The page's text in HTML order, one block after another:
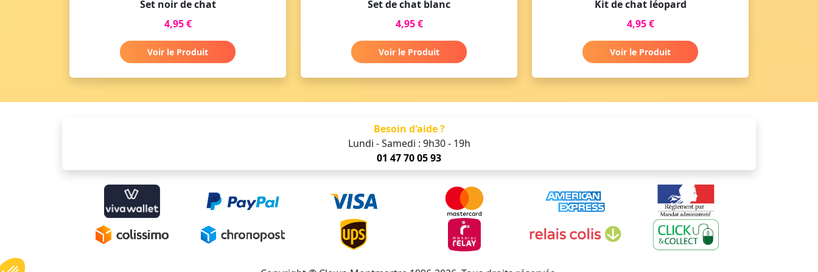
Set noir de chat
4,95 €
Voir le Produit
Set de chat blanc
4,95 €
Voir le Produit
Kit de chat léopard
4,95 €
Voir le Produit
Besoin d'aide ?
Lundi - Samedi : 9h30 - 19h
01 47 70 05 93